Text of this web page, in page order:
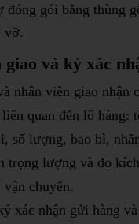
đóng gói bằng thùng
vỡ.
và ký xác
nhân viên giao nhận
quan đến lô hàng:
số lượng, bao bì,
trọng lượng và đo
chuyển.
xác nhận gửi hàng